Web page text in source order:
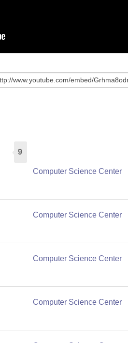
9
Computer Science Center
Computer Science Center
Computer Science Center
Computer Science Center